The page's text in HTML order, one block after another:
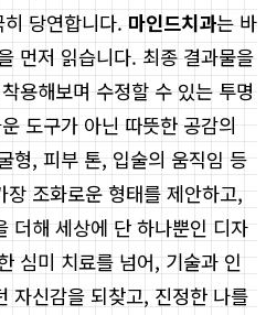
당연합니다. 마인드치과는 바
먼저 읽습니다. 최종 결과물을
용해보며 수정할 수 있는 투명
도구가 아닌 따뜻한 공감의
형, 피부 톤, 입술의 움직임 등
조화로운 형태를 제안하고,
더해 세상에 단 하나뿐인 디자
심미 치료를 넘어, 기술과 인
자신감을 되찾고, 진정한 나를